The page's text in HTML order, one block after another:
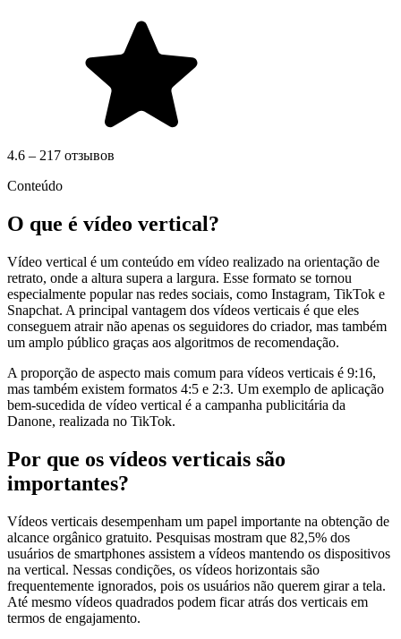
4.6 – 217 отзывов
Conteúdo
O que é vídeo vertical?
Vídeo vertical é um conteúdo em vídeo realizado na orientação de
retrato, onde a altura supera a largura. Esse formato se tornou
especialmente popular nas redes sociais, como Instagram, TikTok e
Snapchat. A principal vantagem dos vídeos verticais é que eles
conseguem atrair não apenas os seguidores do criador, mas também
um amplo público graças aos algoritmos de recomendação.
A proporção de aspecto mais comum para vídeos verticais é 9:16,
mas também existem formatos 4:5 e 2:3. Um exemplo de aplicação
bem-sucedida de vídeo vertical é a campanha publicitária da
Danone, realizada no TikTok.
Por que os vídeos verticais são
importantes?
Vídeos verticais desempenham um papel importante na obtenção de
alcance orgânico gratuito. Pesquisas mostram que 82,5% dos
usuários de smartphones assistem a vídeos mantendo os dispositivos
na vertical. Nessas condições, os vídeos horizontais são
frequentemente ignorados, pois os usuários não querem girar a tela.
Até mesmo vídeos quadrados podem ficar atrás dos verticais em
termos de engajamento.